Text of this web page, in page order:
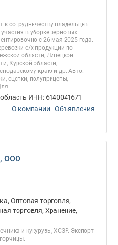
сотрудничеству владельцев
в уборке зерновых
с 26 мая 2025 года.
c/х продукции по
области, Липецкой
Курской области,
краю и др. Авто:
сцепки, полуприцепы,
ИНН: 6140041671
О компании
Объявления
ООО
Оптовая торговля,
торговля, Хранение,
и кукурузы, ХСЗР. Экспорт